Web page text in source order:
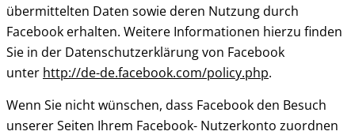
übermittelten Daten sowie deren Nutzung durch
Facebook erhalten. Weitere Informationen hierzu finden
Sie in der Datenschutzerklärung von Facebook
unter http://de-de.facebook.com/policy.php.
Wenn Sie nicht wünschen, dass Facebook den Besuch
unserer Seiten Ihrem Facebook- Nutzerkonto zuordnen